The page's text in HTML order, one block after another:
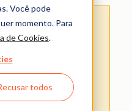
Você pode
momento. Para
de Cookies.
todos
de tradução
para sua
de software e pode
uma pessoa.
inglês e sempre
Para ver a